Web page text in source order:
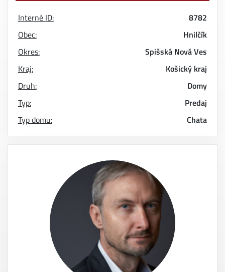
Interné ID:
8782
Obec:
Hnilčík
Okres:
Spišská Nová Ves
Kraj:
Košický kraj
Druh:
Domy
Typ:
Predaj
Typ domu:
Chata